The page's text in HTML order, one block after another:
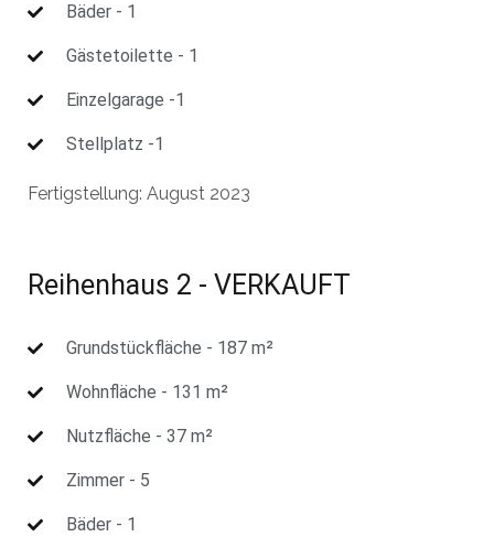
Bäder - 1
Gästetoilette - 1
Einzelgarage -1
Stellplatz -1
Fertigstellung: August 2023
Reihenhaus 2 - VERKAUFT
Grundstückfläche - 187 m²
Wohnfläche - 131 m²
Nutzfläche - 37 m²
Zimmer - 5
Bäder - 1